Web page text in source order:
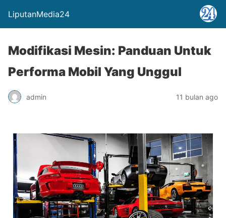
LiputanMedia24
Modifikasi Mesin: Panduan Untuk
Performa Mobil Yang Unggul
admin 11 bulan ago